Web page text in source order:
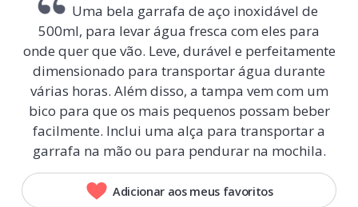
Uma bela garrafa de aço inoxidável de
500ml, para levar água fresca com eles para
onde quer que vão. Leve, durável e perfeitamente
dimensionado para transportar água durante
várias horas. Além disso, a tampa vem com um
bico para que os mais pequenos possam beber
facilmente. Inclui uma alça para transportar a
garrafa na mão ou para pendurar na mochila.
Adicionar aos meus favoritos